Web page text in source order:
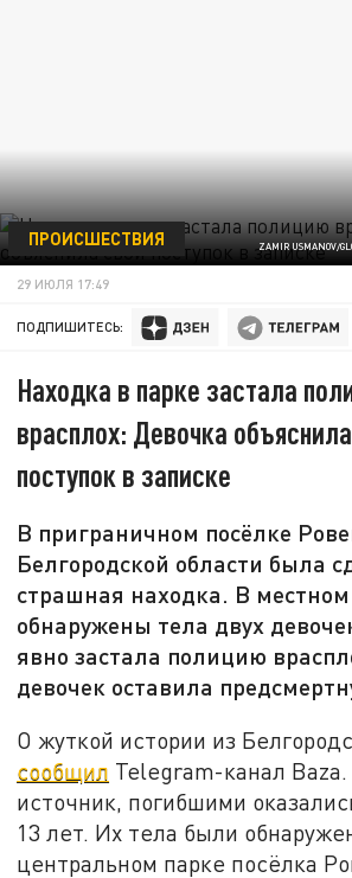
ZAMIR USMANOV/
ПРОИСШЕСТВИЯ
29 ИЮЛЯ 17:49
ПОДПИШИТЕСЬ:
Находка в парке застала
врасплох: Девочка
поступок в записке
В приграничном посёлке
Белгородской области была
страшная находка. В
обнаружены тела двух
явно застала полицию
девочек оставила
О жуткой истории из
сообщил Telegram-канал
источник, погибшими
13 лет. Их тела были
центральном парке посёлка